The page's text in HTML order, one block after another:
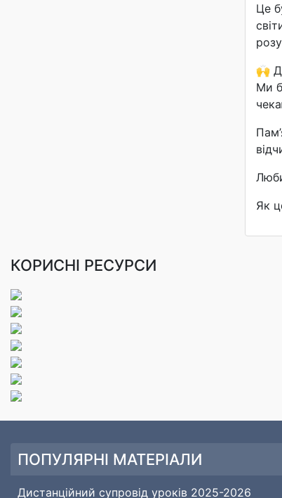
Це
🙌
Ми
Як
КОРИСНІ РЕСУРСИ
ПОПУЛЯРНІ МАТЕРІАЛИ
Дистанційний супровід уроків 2025-2026